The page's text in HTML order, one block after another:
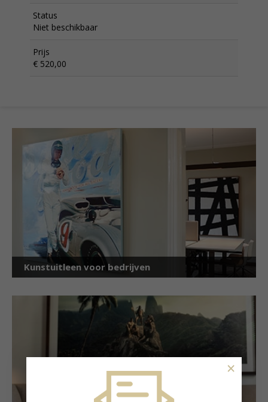
Status
Niet beschikbaar
Prijs
€ 520,00
Kunstuitleen voor bedrijven
×